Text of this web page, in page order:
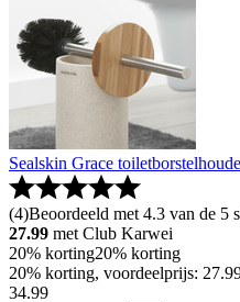
Sealskin Grace
(4)Beoordeeld met 4.3 van de 5
27.99 met Club Karwei
20% korting20% korting
20% korting, voordeelprijs:
34.99